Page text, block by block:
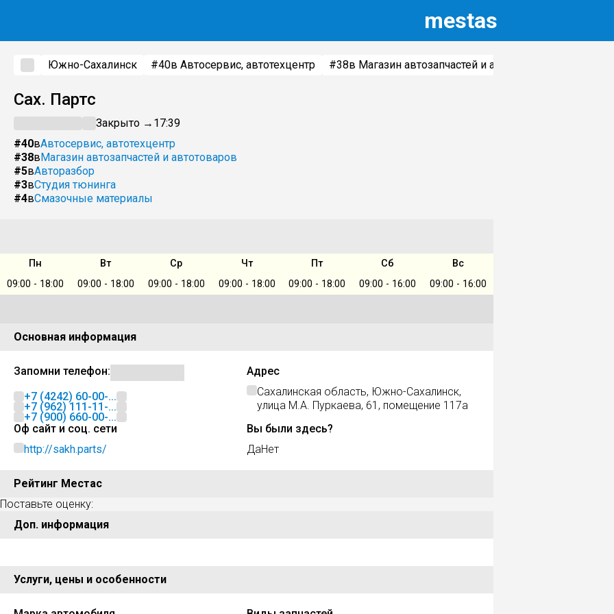
mestas
Южно-Сахалинск #40в Автосервис, автотехцентр #38в Магазин автозапчастей и автотоваров
Сах. Партс
Закрыто → 17:39
#40вАвтосервис, автотехцентр
#38вМагазин автозапчастей и автотоваров
#5вАвторазбор
#3вСтудия тюнинга
#4вСмазочные материалы
Пн Вт Ср Чт Пт Сб
Вс
09:00 - 18:00
09:00 - 18:00 09:00 - 18:00 09:00 - 18:00 09:00 - 18:00 09:00 - 16:00 09:00 - 16:00
Основная информация
Запомни телефон:
+7 (4242) 60-00-...
+7 (962) 111-11-...
+7 (900) 660-00-...
Адрес
Сахалинская область, Южно-Сахалинск,
улица М.А. Пуркаева, 61, помещение 117а
Оф сайт и соц. сети
http://sakh.parts/
Вы были здесь?
ДаНет
Рейтинг Местас
Поставьте оценку:
Доп. информация
Услуги, цены и особенности